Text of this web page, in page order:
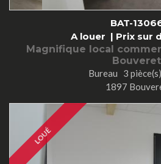
BAT-
A louer | Prix sur
Magnifique local
Bouveret
Bureau 3 pièce(s)
1897
LOUÉ